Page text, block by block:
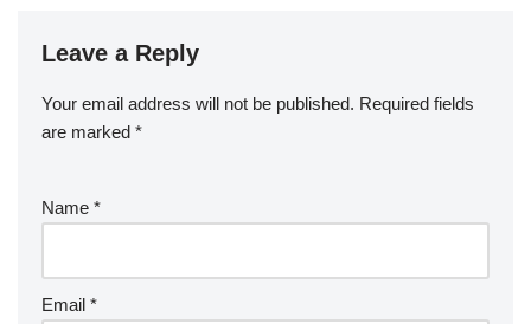
Leave a Reply
Your email address will not be published. Required fields
are marked *
Name *
Email *